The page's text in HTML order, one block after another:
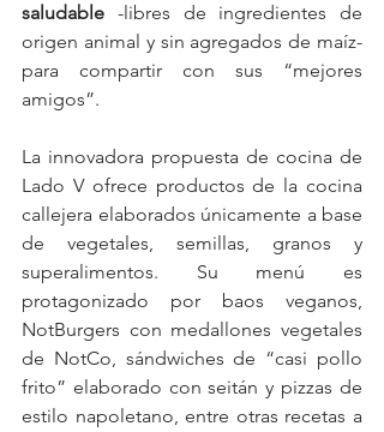
saludable -libres de ingredientes de
origen animal y sin agregados de maíz-
para compartir con sus “mejores
amigos”.
La innovadora propuesta de cocina de
Lado V ofrece productos de la cocina
callejera elaborados únicamente a base
de vegetales, semillas, granos y
superalimentos. Su menú es
protagonizado por baos veganos,
NotBurgers con medallones vegetales
de NotCo, sándwiches de “casi pollo
frito” elaborado con seitán y pizzas de
estilo napoletano, entre otras recetas a